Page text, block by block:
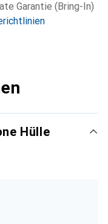
Garantie (Bring-In)
Hülle